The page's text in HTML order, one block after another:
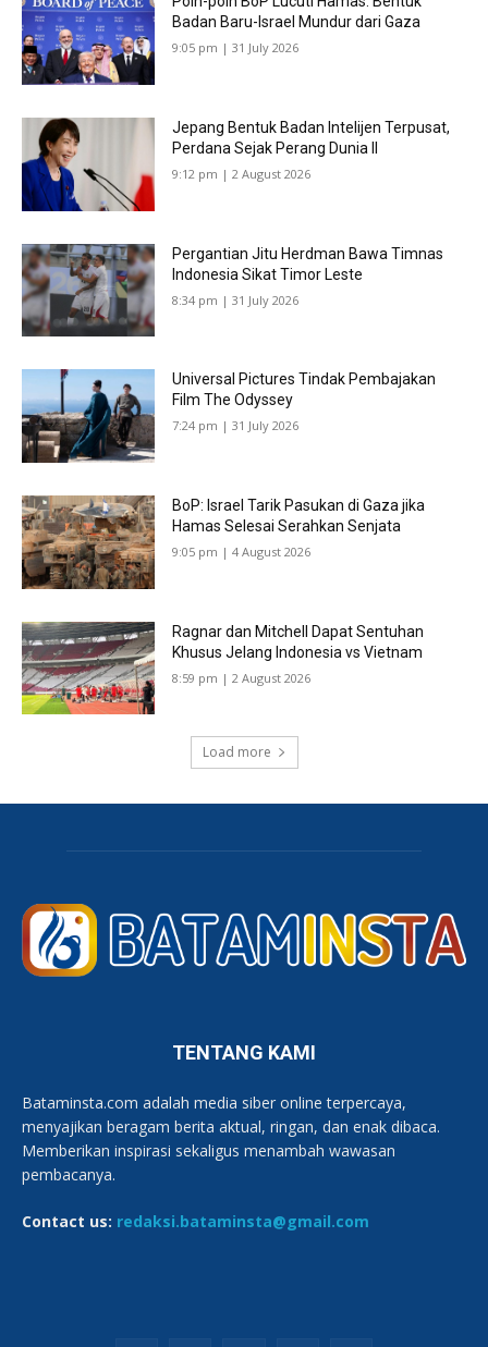
Badan Baru-Israel Mundur dari Gaza
9:05 pm | 31 July 2026
Jepang Bentuk Badan Intelijen Terpusat,
Perdana Sejak Perang Dunia II
9:12 pm | 2 August 2026
Pergantian Jitu Herdman Bawa Timnas
Indonesia Sikat Timor Leste
8:34 pm | 31 July 2026
Universal Pictures Tindak Pembajakan
Film The Odyssey
7:24 pm | 31 July 2026
BoP: Israel Tarik Pasukan di Gaza jika
Hamas Selesai Serahkan Senjata
9:05 pm | 4 August 2026
Ragnar dan Mitchell Dapat Sentuhan
Khusus Jelang Indonesia vs Vietnam
8:59 pm | 2 August 2026
Load more
TENTANG KAMI
Bataminsta.com adalah media siber online terpercaya,
menyajikan beragam berita aktual, ringan, dan enak dibaca.
Memberikan inspirasi sekaligus menambah wawasan
pembacanya.
Contact us: redaksi.bataminsta@gmail.com